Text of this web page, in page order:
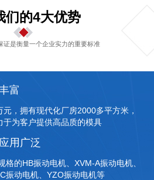
们的4大优势
证是衡量一个企业实力的重要标准
富
，拥有现代化厂房2000多平方米，
于为客户提供高品质的模具
用广泛
格的HB振动电机、XVM-A振动电机、
振动电机、YZO振动电机等